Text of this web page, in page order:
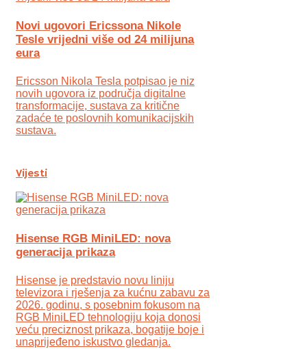
Novi ugovori Ericssona Nikole
Tesle vrijedni više od 24 milijuna
eura
Ericsson Nikola Tesla potpisao je niz
novih ugovora iz područja digitalne
transformacije, sustava za kritične
zadaće te poslovnih komunikacijskih
sustava.
Vijesti
Hisense RGB MiniLED: nova
generacija prikaza
Hisense je predstavio novu liniju
televizora i rješenja za kućnu zabavu za
2026. godinu, s posebnim fokusom na
RGB MiniLED tehnologiju koja donosi
veću preciznost prikaza, bogatije boje i
unaprijeđeno iskustvo gledanja.